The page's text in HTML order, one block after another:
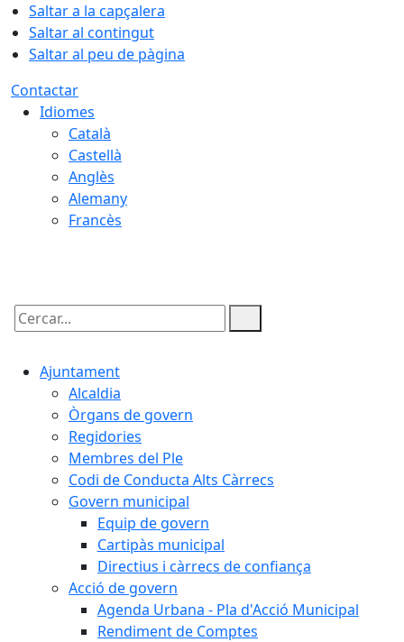
Saltar a la capçalera
Saltar al contingut
Saltar al peu de pàgina
Contactar
Idiomes
Català
Castellà
Anglès
Alemany
Francès
Cercar:
Ajuntament
Alcaldia
Òrgans de govern
Regidories
Membres del Ple
Codi de Conducta Alts Càrrecs
Govern municipal
Equip de govern
Cartipàs municipal
Directius i càrrecs de confiança
Acció de govern
Agenda Urbana - Pla d'Acció Municipal
Rendiment de Comptes